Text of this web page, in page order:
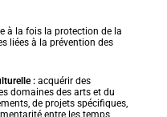
à la fois la protection de la
liées à la prévention des
: acquérir des
domaines des arts et du
de projets spécifiques,